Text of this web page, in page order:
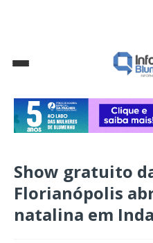
Show gratuito
Florianópolis
natalina em